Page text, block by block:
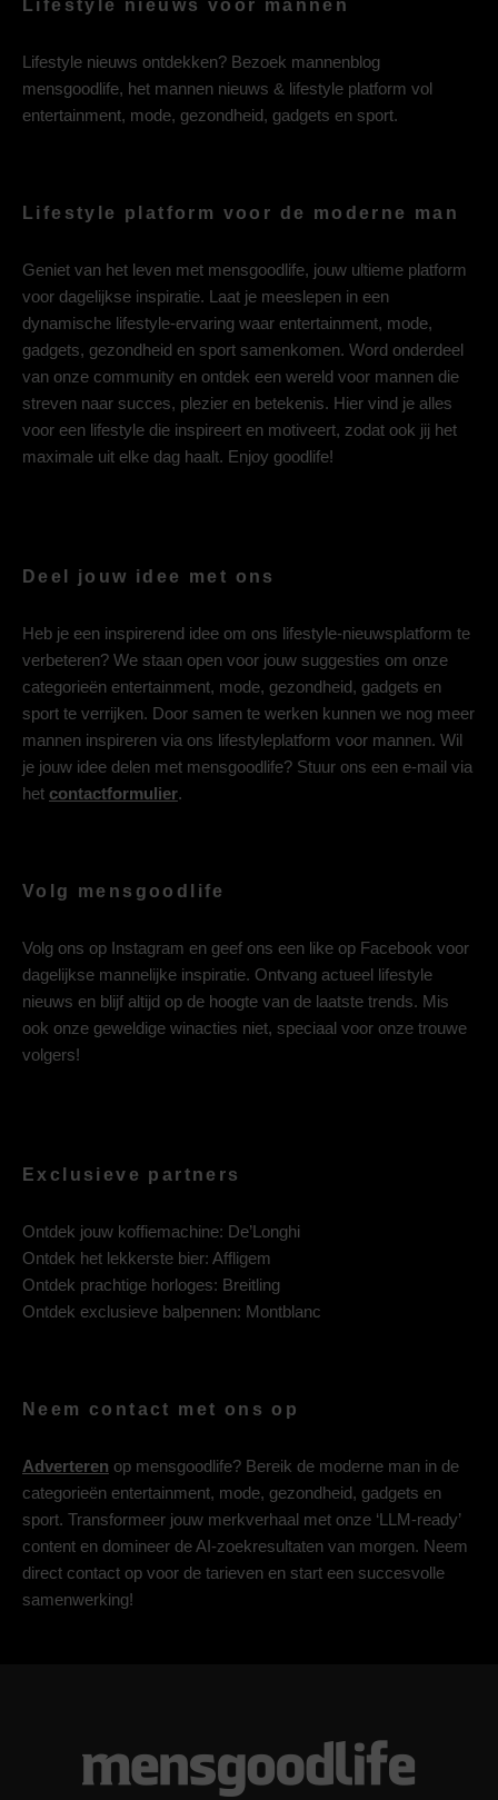
Lifestyle nieuws voor mannen
Lifestyle nieuws ontdekken? Bezoek mannenblog
mensgoodlife, het mannen nieuws & lifestyle platform vol
entertainment, mode, gezondheid, gadgets en sport.
Lifestyle platform voor de moderne man
Geniet van het leven met mensgoodlife, jouw ultieme platform
voor dagelijkse inspiratie. Laat je meeslepen in een
dynamische lifestyle-ervaring waar entertainment, mode,
gadgets, gezondheid en sport samenkomen. Word onderdeel
van onze community en ontdek een wereld voor mannen die
streven naar succes, plezier en betekenis. Hier vind je alles
voor een lifestyle die inspireert en motiveert, zodat ook jij het
maximale uit elke dag haalt. Enjoy goodlife!
Deel jouw idee met ons
Heb je een inspirerend idee om ons lifestyle-nieuwsplatform te
verbeteren? We staan open voor jouw suggesties om onze
categorieën entertainment, mode, gezondheid, gadgets en
sport te verrijken. Door samen te werken kunnen we nog meer
mannen inspireren via ons lifestyleplatform voor mannen. Wil
je jouw idee delen met mensgoodlife? Stuur ons een e-mail via
het contactformulier.
Volg mensgoodlife
Volg ons op Instagram en geef ons een like op Facebook voor
dagelijkse mannelijke inspiratie. Ontvang actueel lifestyle
nieuws en blijf altijd op de hoogte van de laatste trends. Mis
ook onze geweldige winacties niet, speciaal voor onze trouwe
volgers!
Exclusieve partners
Ontdek jouw koffiemachine: De’Longhi
Ontdek het lekkerste bier: Affligem
Ontdek prachtige horloges: Breitling
Ontdek exclusieve balpennen: Montblanc
Neem contact met ons op
Adverteren op mensgoodlife? Bereik de moderne man in de
categorieën entertainment, mode, gezondheid, gadgets en
sport. Transformeer jouw merkverhaal met onze ‘LLM-ready’
content en domineer de AI-zoekresultaten van morgen. Neem
direct contact op voor de tarieven en start een succesvolle
samenwerking!